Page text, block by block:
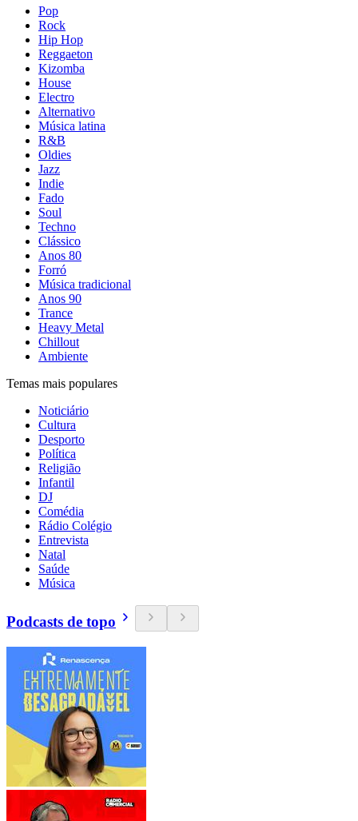
Pop
Rock
Hip Hop
Reggaeton
Kizomba
House
Electro
Alternativo
Música latina
R&B
Oldies
Jazz
Indie
Fado
Soul
Techno
Clássico
Anos 80
Forró
Música tradicional
Anos 90
Trance
Heavy Metal
Chillout
Ambiente
Temas mais populares
Noticiário
Cultura
Desporto
Política
Religião
Infantil
DJ
Comédia
Rádio Colégio
Entrevista
Natal
Saúde
Música
Podcasts de topo